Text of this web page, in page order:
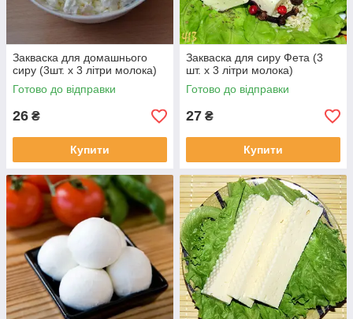
Закваска для домашнього
сиру (3шт. х 3 літри молока)
Готово до відправки
26 ₴
Купити
Закваска для сиру Фета (3
шт. х 3 літри молока)
Готово до відправки
27 ₴
Купити